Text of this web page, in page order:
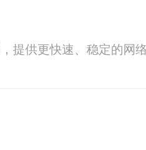
提供更快速、稳定的网络